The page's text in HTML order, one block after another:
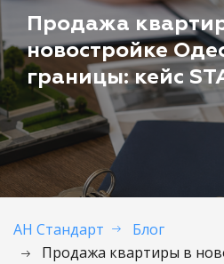
Продажа
новостройке
границы: кейс
АН Стандарт
Блог
Продажа квартиры в